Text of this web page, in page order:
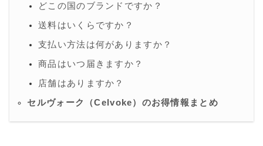
どこの国のブランドですか？
送料はいくらですか？
支払い方法は何がありますか？
商品はいつ届きますか？
店舗はありますか？
セルヴォーク（Celvoke）のお得情報まとめ